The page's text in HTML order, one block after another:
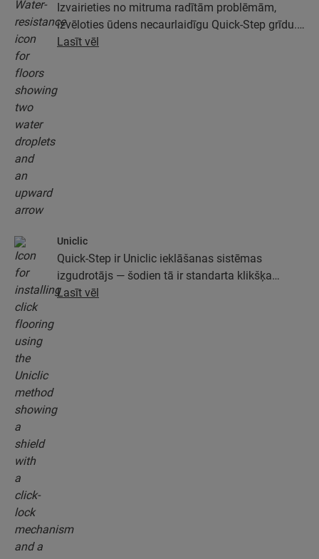
Izvairieties no mitruma radītām problēmām,
izvēloties ūdens necaurlaidīgu Quick-Step grīdu.
Šīs grīdas ne tikai izskatās īpaši eleganti un
Lasīt vēl
Uniclic
Quick-Step ir Uniclic ieklāšanas sistēmas
izgudrotājs — šodien tā ir standarta klikšķa
ieklāšanas sistēma. Izmantojiet revolucionāro un
Lasīt vēl